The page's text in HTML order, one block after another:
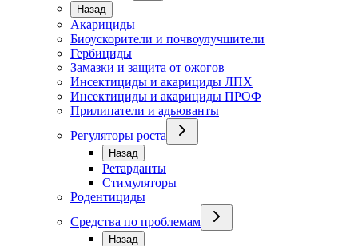
Назад
Акарициды
Биоускорители и почвоулучшители
Гербициды
Замазки и защита от ожогов
Инсектициды и акарициды ЛПХ
Инсектициды и акарициды ПРОФ
Прилипатели и адьюванты
Регуляторы роста
Назад
Ретарданты
Стимуляторы
Родентициды
Средства по проблемам
Назад